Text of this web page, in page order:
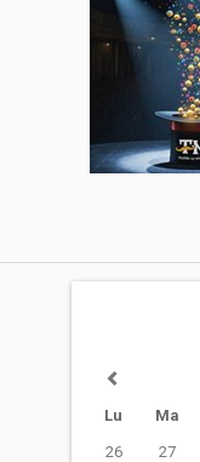
Lu
Ma
26
27